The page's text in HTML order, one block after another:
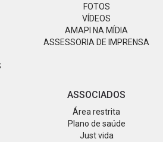
FOTOS
VÍDEOS
AMAPI NA MÍDIA
ASSESSORIA DE IMPRENSA
ASSOCIADOS
Área restrita
Plano de saúde
Just vida